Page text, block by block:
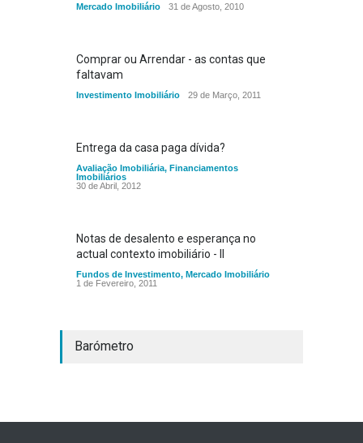
Mercado Imobiliário 31 de Agosto, 2010
Comprar ou Arrendar - as contas que
faltavam
Investimento Imobiliário 29 de Março, 2011
Entrega da casa paga dívida?
Avaliação Imobiliária, Financiamentos
Imobiliários
30 de Abril, 2012
Notas de desalento e esperança no
actual contexto imobiliário - II
Fundos de Investimento, Mercado Imobiliário
1 de Fevereiro, 2011
Barómetro